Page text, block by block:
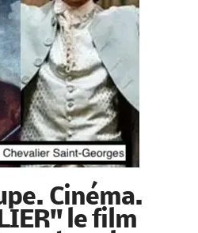
Cinéma.
le film